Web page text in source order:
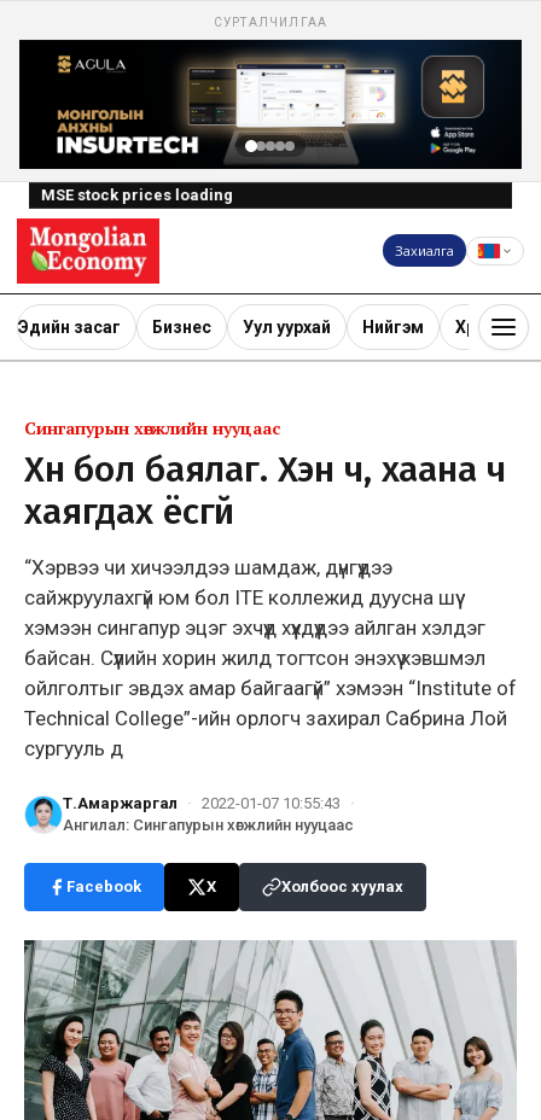
СУРТАЛЧИЛГАА
MSE stock prices loading
Захиалга
Эдийн засаг Бизнес Уул уурхай Нийгэм Хөрөнгө
Сингапурын хөгжлийн нууцаас
Хүн бол баялаг. Хэн ч, хаана ч
хаягдах ёсгүй
“Хэрвээ чи хичээлдээ шамдаж, дүнгүүдээ
сайжруулахгүй юм бол ITE коллежид дуусна шүү
хэмээн сингапур эцэг эхчүүд хүүхдүүдээ айлган хэлдэг
байсан. Сүүлийн хорин жилд тогтсон энэхүү хэвшмэл
ойлголтыг эвдэх амар байгаагүй” хэмээн “Institute of
Technical College”-ийн орлогч захирал Сабрина Лой
сургууль д
Т.Амаржаргал · 2022-01-07 10:55:43
·
Ангилал: Сингапурын хөгжлийн нууцаас
Facebook X Холбоос хуулах